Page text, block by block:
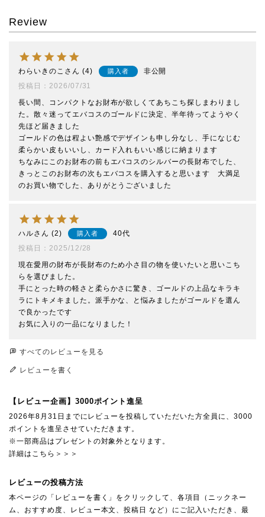
Review
わらいきのこ 4 購入者
非公開
投稿日
2026/07/31
長い間、コンパクトなお財布が欲しくてあちこち探しまわりまし
た。散々迷ってエバコスのゴールドに決定、半年待ってようやく
先ほど届きました
ゴールドの色は程よい艶感でデザインも申し分なし、手になじむ
柔らかい皮もいいし、カード入れもいい感じに納まります
ちなみにこのお財布の前もエバコスのシルバーの長財布でした、
きっとこのお財布の次もエバコスを購入すると思います　大満足
ハル 2 購入者
40代
投稿日
2025/12/28
現在愛用の財布が長財布のため小さ目の物を使いたいと思いこち
らを選びました。
手にとった時の軽さと柔らかさに驚き、ゴールドの上品なキラキ
ラにトキメキました。派手かな、と悩みましたがゴールドを選ん
で良かったです
お気に入りの一品になりました！
すべてのレビューを見る
レビューを書く
【レビュー企画】3000ポイント進呈
2026年8月31日までにレビューを投稿していただいた方全員に、3000
ポイントを進呈させていただきます。
※一部商品はプレゼントの対象外となります。
詳細はこちら＞＞＞
レビューの投稿方法
本ページの「レビューを書く」をクリックして、各項目（ニックネー
ム、おすすめ度、レビュー本文、投稿日 など）にご記入いただき、最